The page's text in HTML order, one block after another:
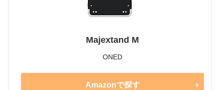
Majextand M
ONED
Amazonで探す